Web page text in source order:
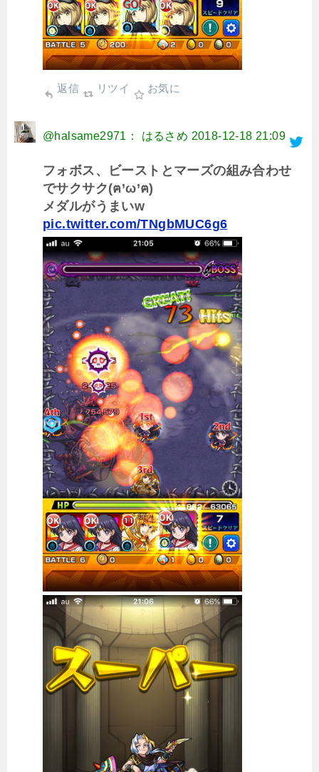
返信 リツイ お気に
@halsame2971： はるさめ 2018-12-18 21:09
フォボス、ビーストとマーズの組み合わせ
でサクサク(ฅ’ω’ฅ)
メダルがうまいw
pic.twitter.com/TNgbMUC6g6